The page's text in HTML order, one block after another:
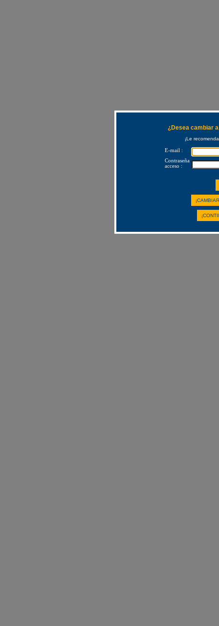
¿Desea cambiar
¡Le
E-mail :
Contraseña
acceso :